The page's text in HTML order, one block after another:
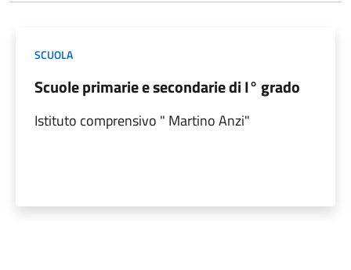
SCUOLA
Scuole primarie e secondarie di I° grado
Istituto comprensivo " Martino Anzi"